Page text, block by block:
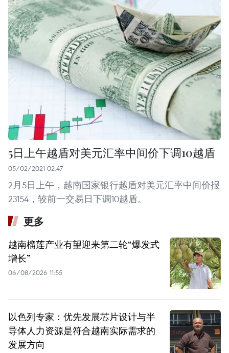
5日上午越盾对美元汇率中间价下调10越盾
05/02/2021 02:47
2月5日上午，越南国家银行越盾对美元汇率中间价报
23154，较前一交易日下调10越盾。
更多
越南榴莲产业有望迎来第二轮“爆发式
增长”
06/08/2026 11:55
以色列专家：优先发展芯片设计与半
导体人力资源是符合越南实际需求的
发展方向